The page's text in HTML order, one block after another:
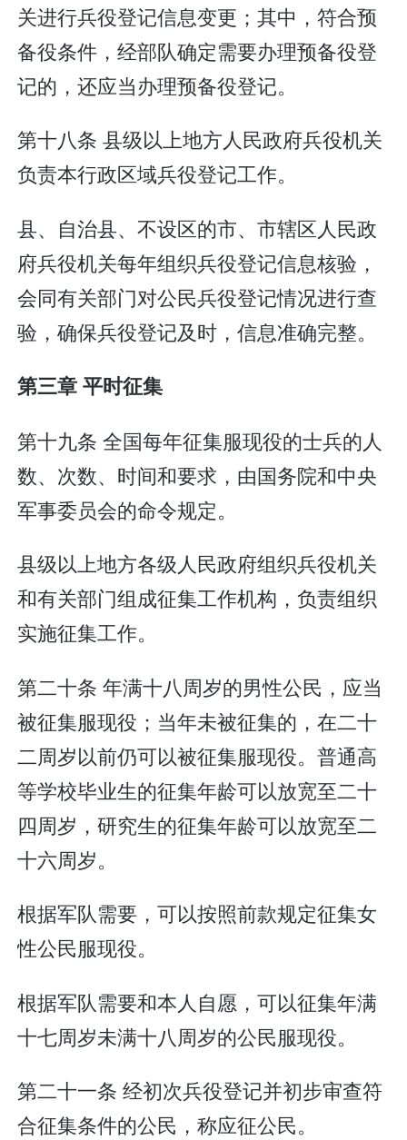
关进行兵役登记信息变更；其中，符合预
备役条件，经部队确定需要办理预备役登
记的，还应当办理预备役登记。
第十八条 县级以上地方人民政府兵役机关
负责本行政区域兵役登记工作。
县、自治县、不设区的市、市辖区人民政
府兵役机关每年组织兵役登记信息核验，
会同有关部门对公民兵役登记情况进行查
验，确保兵役登记及时，信息准确完整。
第三章 平时征集
第十九条 全国每年征集服现役的士兵的人
数、次数、时间和要求，由国务院和中央
军事委员会的命令规定。
县级以上地方各级人民政府组织兵役机关
和有关部门组成征集工作机构，负责组织
实施征集工作。
第二十条 年满十八周岁的男性公民，应当
被征集服现役；当年未被征集的，在二十
二周岁以前仍可以被征集服现役。普通高
等学校毕业生的征集年龄可以放宽至二十
四周岁，研究生的征集年龄可以放宽至二
十六周岁。
根据军队需要，可以按照前款规定征集女
性公民服现役。
根据军队需要和本人自愿，可以征集年满
十七周岁未满十八周岁的公民服现役。
第二十一条 经初次兵役登记并初步审查符
合征集条件的公民，称应征公民。